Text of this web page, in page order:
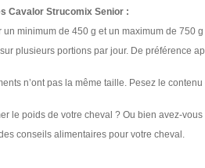
Cavalor Strucomix Senior :
minimum de 450 g et un maximum de 750
plusieurs portions par jour. De préférence
n’ont pas la même taille. Pesez le
le poids de votre cheval ? Ou bien avez-
conseils alimentaires pour votre cheval.